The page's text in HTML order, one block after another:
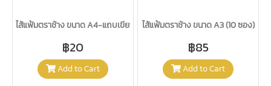
ไส้แฟ้มตราช้าง ขนาด A4-แถบเขียว (20 ซอง)
฿20
Add to Cart
ไส้แฟ้มตราช้าง ขนาด A3 (10 ซอง)
฿85
Add to Cart